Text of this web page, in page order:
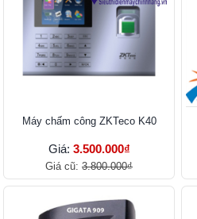
Máy chấm công ZKTeco K40
Giá: 3.500.000₫
Giá cũ: 3.800.000₫